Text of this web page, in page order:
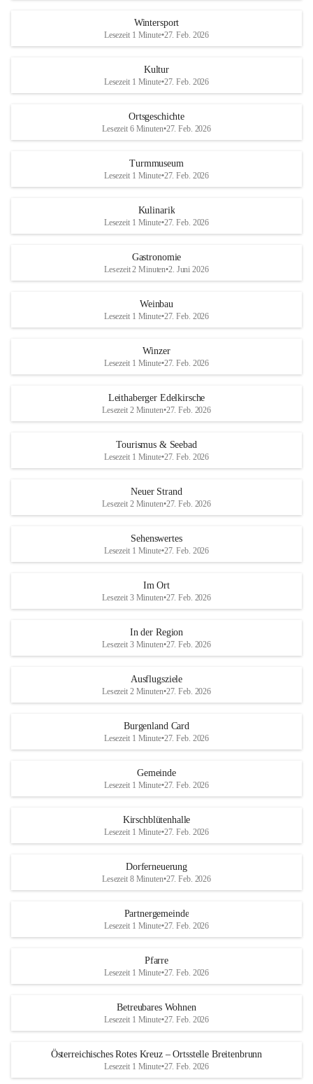
Wintersport
Lesezeit 1 Minute•27. Feb. 2026
Kultur
Lesezeit 1 Minute•27. Feb. 2026
Ortsgeschichte
Lesezeit 6 Minuten•27. Feb. 2026
Turmmuseum
Lesezeit 1 Minute•27. Feb. 2026
Kulinarik
Lesezeit 1 Minute•27. Feb. 2026
Gastronomie
Lesezeit 2 Minuten•2. Juni 2026
Weinbau
Lesezeit 1 Minute•27. Feb. 2026
Winzer
Lesezeit 1 Minute•27. Feb. 2026
Leithaberger Edelkirsche
Lesezeit 2 Minuten•27. Feb. 2026
Tourismus & Seebad
Lesezeit 1 Minute•27. Feb. 2026
Neuer Strand
Lesezeit 2 Minuten•27. Feb. 2026
Sehenswertes
Lesezeit 1 Minute•27. Feb. 2026
Im Ort
Lesezeit 3 Minuten•27. Feb. 2026
In der Region
Lesezeit 3 Minuten•27. Feb. 2026
Ausflugsziele
Lesezeit 2 Minuten•27. Feb. 2026
Burgenland Card
Lesezeit 1 Minute•27. Feb. 2026
Gemeinde
Lesezeit 1 Minute•27. Feb. 2026
Kirschblütenhalle
Lesezeit 1 Minute•27. Feb. 2026
Dorferneuerung
Lesezeit 8 Minuten•27. Feb. 2026
Partnergemeinde
Lesezeit 1 Minute•27. Feb. 2026
Pfarre
Lesezeit 1 Minute•27. Feb. 2026
Betreubares Wohnen
Lesezeit 1 Minute•27. Feb. 2026
Österreichisches Rotes Kreuz – Ortsstelle Breitenbrunn
Lesezeit 1 Minute•27. Feb. 2026